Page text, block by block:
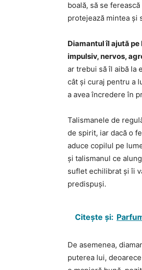
boală, să se
protejează mintea și
Diamantul îl ajută
impulsiv, nervos,
ar trebui să îl aibă la
cât și curaj pentru a
a avea încredere în
Talismanele de
de spirit, iar dacă o
aduce copilul pe
și talismanul ce
suflet echilibrat și îi
predispuși.
Citește și:
De asemenea,
puterea lui,